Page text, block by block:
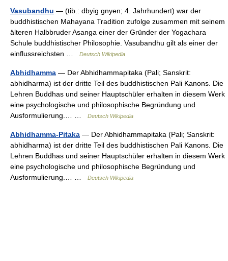
Vasubandhu — (tib.: dbyig gnyen; 4. Jahrhundert) war der
buddhistischen Mahayana Tradition zufolge zusammen mit seinem
älteren Halbbruder Asanga einer der Gründer der Yogachara
Schule buddhistischer Philosophie. Vasubandhu gilt als einer der
einflussreichsten …
Deutsch Wikipedia
Abhidhamma — Der Abhidhammapitaka (Pali; Sanskrit:
abhidharma) ist der dritte Teil des buddhistischen Pali Kanons. Die
Lehren Buddhas und seiner Hauptschüler erhalten in diesem Werk
eine psychologische und philosophische Begründung und
Ausformulierung.… …
Deutsch Wikipedia
Abhidhamma-Pitaka — Der Abhidhammapitaka (Pali; Sanskrit:
abhidharma) ist der dritte Teil des buddhistischen Pali Kanons. Die
Lehren Buddhas und seiner Hauptschüler erhalten in diesem Werk
eine psychologische und philosophische Begründung und
Ausformulierung.… …
Deutsch Wikipedia